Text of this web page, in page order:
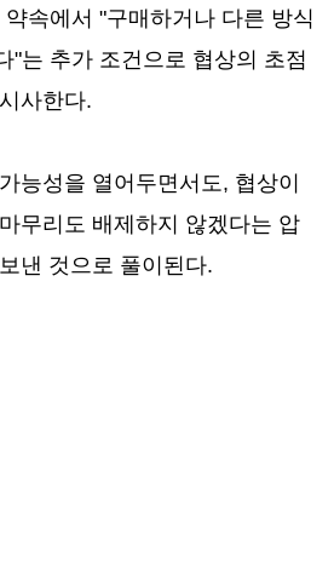
속에서 "구매하거나 다른 방식
"는 추가 조건으로 협상의 초점
사한다.
능성을 열어두면서도, 협상이
무리도 배제하지 않겠다는 압
낸 것으로 풀이된다.